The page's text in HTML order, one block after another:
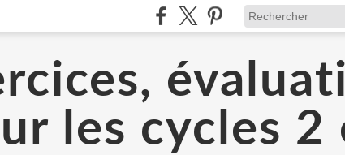
les cycles 2